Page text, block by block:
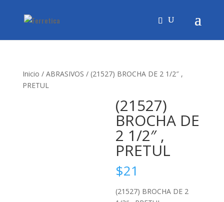
Inicio / ABRASIVOS / (21527) BROCHA DE 2 1/2″ ,
PRETUL
(21527)
BROCHA DE
2 1/2″ ,
PRETUL
$21
(21527) BROCHA DE 2